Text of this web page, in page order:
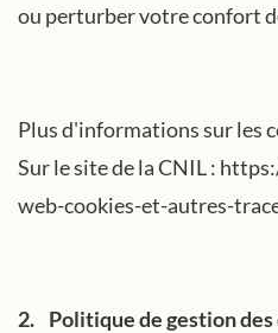
ou perturber votre confort
Plus d'informations sur les
Sur le site de la CNIL :
web-cookies-et-autres-
2. Politique de gestion